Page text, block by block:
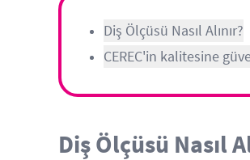
Diş Ölçüsü Nasıl Alınır?
CEREC'in kalitesine
Diş Ölçüsü Nasıl